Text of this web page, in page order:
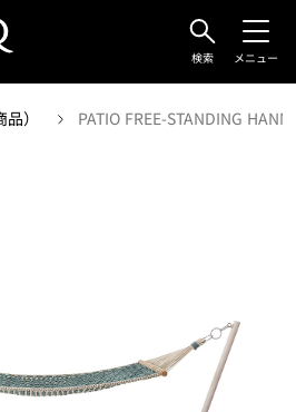
検索 メニュー
品） PATIO FREE-STANDING